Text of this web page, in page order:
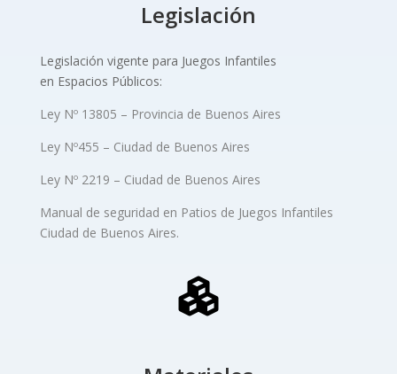
Legislación
Legislación vigente para Juegos Infantiles
en Espacios Públicos:
Ley Nº 13805 – Provincia de Buenos Aires
Ley Nº455 – Ciudad de Buenos Aires
Ley Nº 2219 – Ciudad de Buenos Aires
Manual de seguridad en Patios de Juegos Infantiles
Ciudad de Buenos Aires.